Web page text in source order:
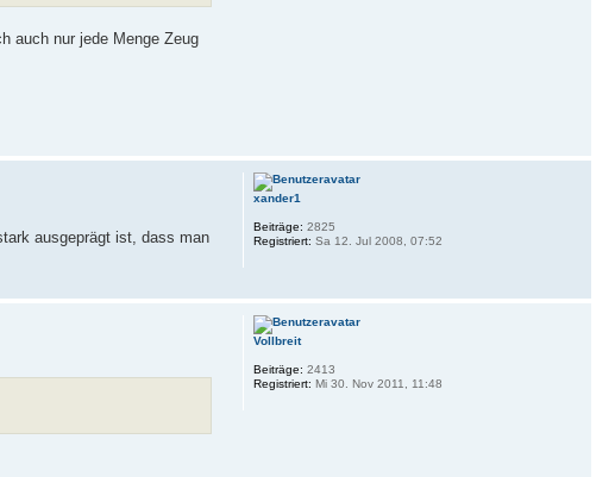
auch nur jede Menge Zeug
ausgeprägt ist, dass man
xander1
Beiträge: 2825
Registriert: Sa 12. Jul 2008, 07:52
Vollbreit
Beiträge: 2413
Registriert: Mi 30. Nov 2011, 11:48